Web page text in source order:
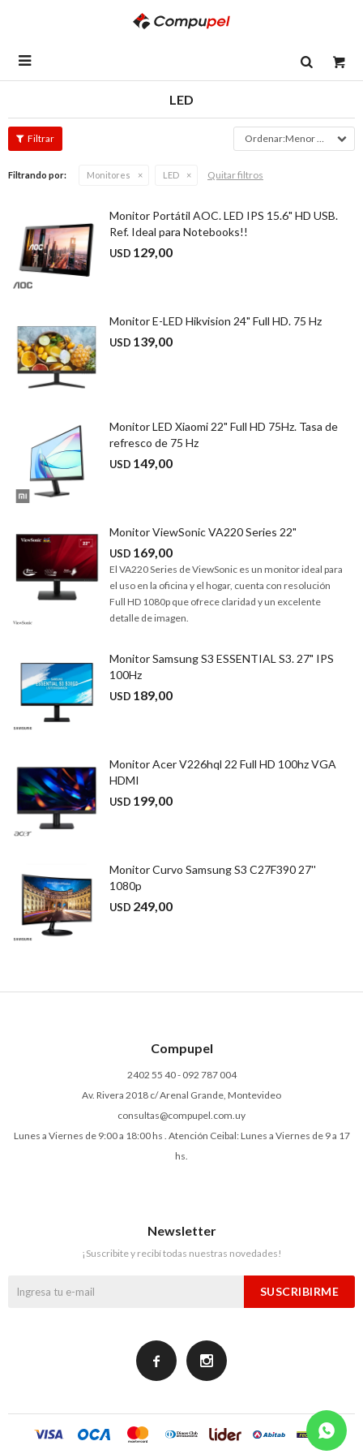

LED
Menor precio
Filtrando por: Monitores LED Quitar filtros
Monitor Portátil AOC. LED IPS 15.6" HD USB.
Ref. Ideal para Notebooks!!
USD 129,00
Monitor E-LED Hikvision 24" Full HD. 75 Hz
USD 139,00
Monitor LED Xiaomi 22" Full HD 75Hz. Tasa de
refresco de 75 Hz
USD 149,00
Monitor ViewSonic VA220 Series 22"
USD 169,00
El VA220 Series de ViewSonic es un monitor ideal para
el uso en la oficina y el hogar, cuenta con resolución
Full HD 1080p que ofrece claridad y un excelente
detalle de imagen.
Monitor Samsung S3 ESSENTIAL S3. 27" IPS
100Hz
USD 189,00
Monitor Acer V226hql 22 Full HD 100hz VGA
HDMI
USD 199,00
Monitor Curvo Samsung S3 C27F390 27''
1080p
USD 249,00
Compupel
2402 55 40 - 092 787 004
Av. Rivera 2018 c/ Arenal Grande, Montevideo
consultas@compupel.com.uy
Lunes a Viernes de 9:00 a 18:00 hs . Atención Ceibal: Lunes a Viernes de 9 a 17
hs.
Newsletter
¡Suscribite y recibí todas nuestras novedades!
SUSCRIBIRME
 